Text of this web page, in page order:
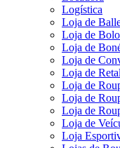
Logística
Loja de
Loja de
Loja de
Loja de
Loja de
Loja de
Loja de
Loja de
Loja de
Loja